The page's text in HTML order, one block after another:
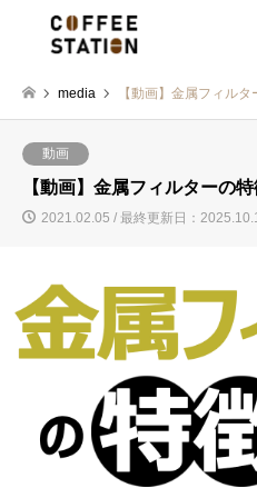
media 【動画】金属フィル
動画
【動画】金属フィルターの
2021.02.05 / 最終更新日：